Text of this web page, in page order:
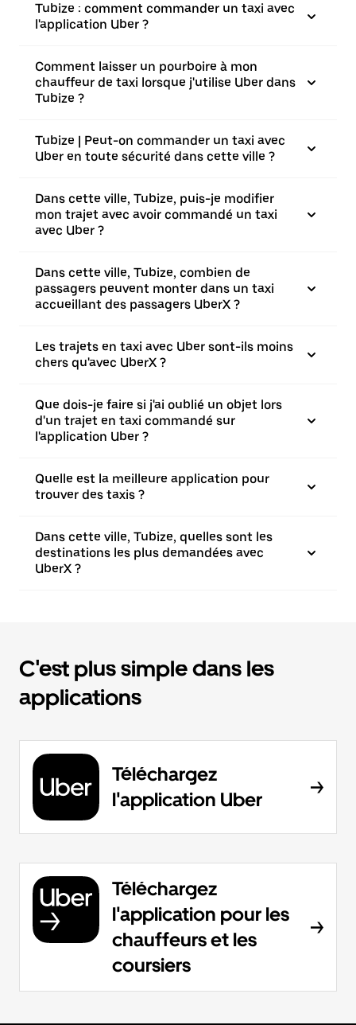
Tubize : comment commander un taxi avec
l'application Uber ?
Comment laisser un pourboire à mon
chauffeur de taxi lorsque j'utilise Uber dans
Tubize ?
Tubize | Peut-on commander un taxi avec
Uber en toute sécurité dans cette ville ?
Dans cette ville, Tubize, puis-je modifier
mon trajet avec avoir commandé un taxi
avec Uber ?
Dans cette ville, Tubize, combien de
passagers peuvent monter dans un taxi
accueillant des passagers UberX ?
Les trajets en taxi avec Uber sont-ils moins
chers qu'avec UberX ?
Que dois-je faire si j'ai oublié un objet lors
d'un trajet en taxi commandé sur
l'application Uber ?
Quelle est la meilleure application pour
trouver des taxis ?
Dans cette ville, Tubize, quelles sont les
destinations les plus demandées avec
UberX ?
C'est plus simple dans les
applications
Téléchargez
l'application Uber
Téléchargez
l'application pour les
chauffeurs et les
coursiers